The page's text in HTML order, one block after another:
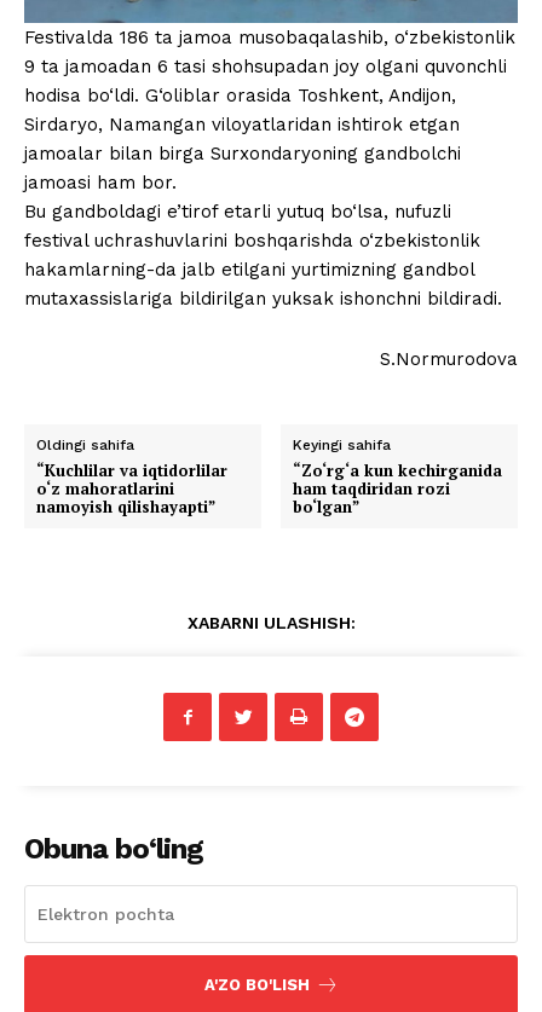
Festivalda 186 ta jamoa musobaqalashib, o‘zbekistonlik
9 ta jamoadan 6 tasi shohsupadan joy olgani quvonchli
hodisa bo‘ldi. G‘oliblar orasida Toshkent, Andijon,
Sirdaryo, Namangan viloyatlaridan ishtirok etgan
jamoalar bilan birga Surxondaryoning gandbolchi
jamoasi ham bor.
Bu gandboldagi e’tirof etarli yutuq bo‘lsa, nufuzli
festival uchrashuvlarini boshqarishda o‘zbekistonlik
hakamlarning-da jalb etilgani yurtimizning gandbol
mutaxassislariga bildirilgan yuksak ishonchni bildiradi.
S.Normurodova
Oldingi sahifa
“Kuchlilar va iqtidorlilar
o‘z mahoratlarini
namoyish qilishayapti”
Keyingi sahifa
“Zo‘rg‘a kun kechirganida
ham taqdiridan rozi
bo‘lgan”
XABARNI ULASHISH:
Obuna bo‘ling
A'ZO BO'LISH